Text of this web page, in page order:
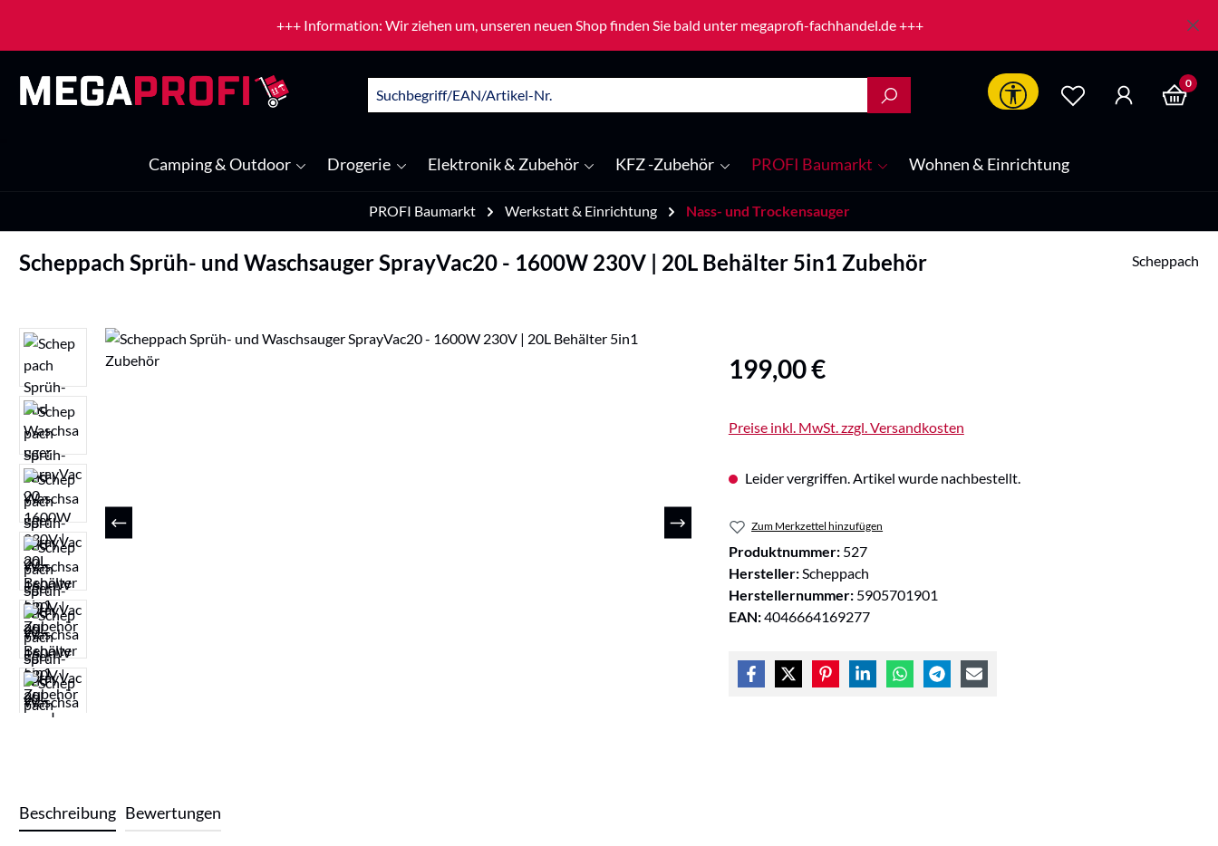
+++ Information: Wir ziehen um, unseren neuen Shop finden Sie bald unter megaprofi-fachhandel.de +++
Werkzeugleiste anzeigen
0
Camping & Outdoor Drogerie Elektronik & Zubehör KFZ -Zubehör PROFI Baumarkt Wohnen & Einrichtung
PROFI Baumarkt Werkstatt & Einrichtung Nass- und Trockensauger
Scheppach Sprüh- und Waschsauger SprayVac20 - 1600W 230V | 20L Behälter 5in1 Zubehör Scheppach
Bildergalerie überspringen
Regulärer Preis:
199,00 €
Preise inkl. MwSt. zzgl. Versandkosten
Leider vergriffen. Artikel wurde nachbestellt.
Zum Merkzettel hinzufügen
Produktnummer: 527
Hersteller:Scheppach
Herstellernummer: 5905701901
EAN:4046664169277
Beschreibung Bewertungen